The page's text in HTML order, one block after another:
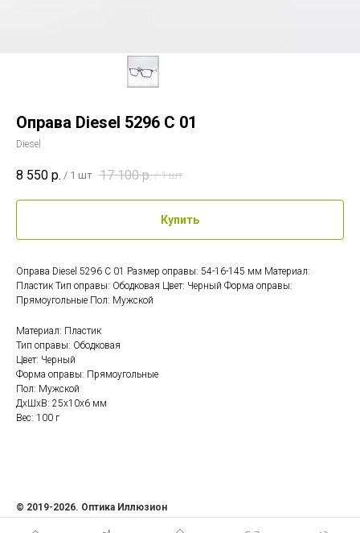
Оправа Diesel 5296 C 01
Diesel
8 550 р. / 1 шт 17 100 р. / 1 шт
Купить
Оправа Diesel 5296 C 01 Размер оправы: 54-16-145 мм Материал:
Пластик Тип оправы: Ободковая Цвет: Черный Форма оправы:
Прямоугольные Пол: Мужской
Материал: Пластик
Тип оправы: Ободковая
Цвет: Черный
Форма оправы: Прямоугольные
Пол: Мужской
ДxШxВ: 25x10x6 мм
Вес: 100 г
© 2019-2026. Оптика Иллюзион